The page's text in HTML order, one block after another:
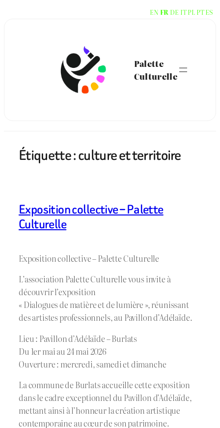
Palette
Culturelle
Étiquette :culture et territoire
Exposition collective – Palette
Culturelle
Exposition collective – Palette Culturelle
L’association Palette Culturelle vous invite à
découvrir l’exposition
« Dialogues de matière et de lumière », réunissant
des artistes professionnels, au Pavillon d’Adélaïde.
Lieu : Pavillon d’Adélaïde – Burlats
Du 1er mai au 24 mai 2026
Ouverture : mercredi, samedi et dimanche
La commune de Burlats accueille cette exposition
dans le cadre exceptionnel du Pavillon d’Adélaïde,
mettant ainsi à l’honneur la création artistique
contemporaine au cœur de son patrimoine.
EN FR DE ITPL PTES